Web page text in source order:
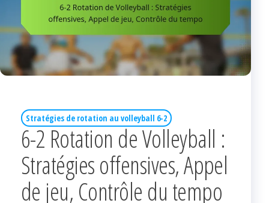
Stratégies de rotation au volleyball 6-2
6-2 Rotation de Volleyball :
Stratégies offensives, Appel
de jeu, Contrôle du tempo